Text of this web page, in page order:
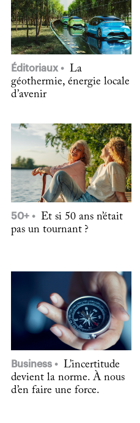
Éditoriaux
La
géothermie, énergie locale
d’avenir
50+
Et si 50 ans n’était
pas un tournant ?
Business
L’incertitude
devient la norme. À nous
d’en faire une force.